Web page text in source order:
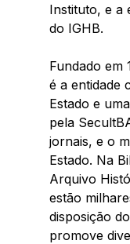
Instituto, e a
do IGHB.
Fundado em
é a entidade
Estado e
pela
jornais, e o
Estado. Na
Arquivo
estão
disposição
promove